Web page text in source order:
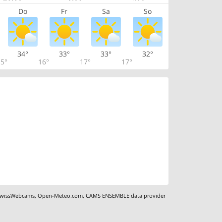
Do Fr Sa So
34°
16°
33°
17°
33°
17°
32°
,Open-Meteo.com,CAMS ENSEMBLE data provider